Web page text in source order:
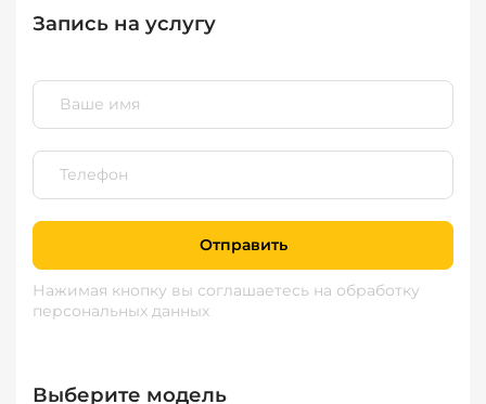
Запись на услугу
Отправить
Нажимая кнопку вы соглашаетесь на обработку
персональных данных
Выберите модель